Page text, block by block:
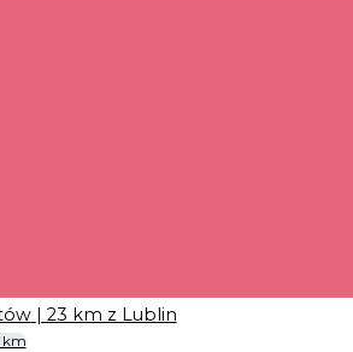
| 23 km z Lublin
km